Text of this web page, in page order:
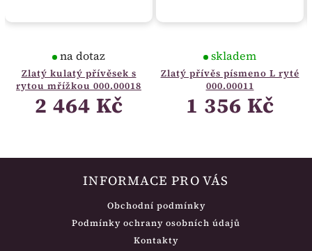
Zlatý kulatý přívěsek s
rytou mřížkou 000.00018
na dotaz
2 464 Kč
Zlatý přívěs písmeno L ryté
000.00011
skladem
1 356 Kč
INFORMACE PRO VÁS
Obchodní podmínky
Podmínky ochrany osobních údajů
Kontakty